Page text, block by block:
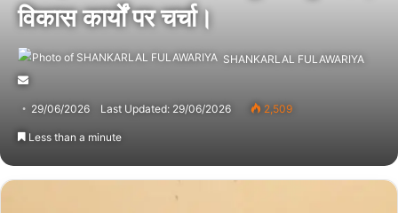
विकास कार्यों पर चर्चा।
SHANKARLAL FULAWARIYA
29/06/2026 Last Updated: 29/06/2026 2,509
Less than a minute